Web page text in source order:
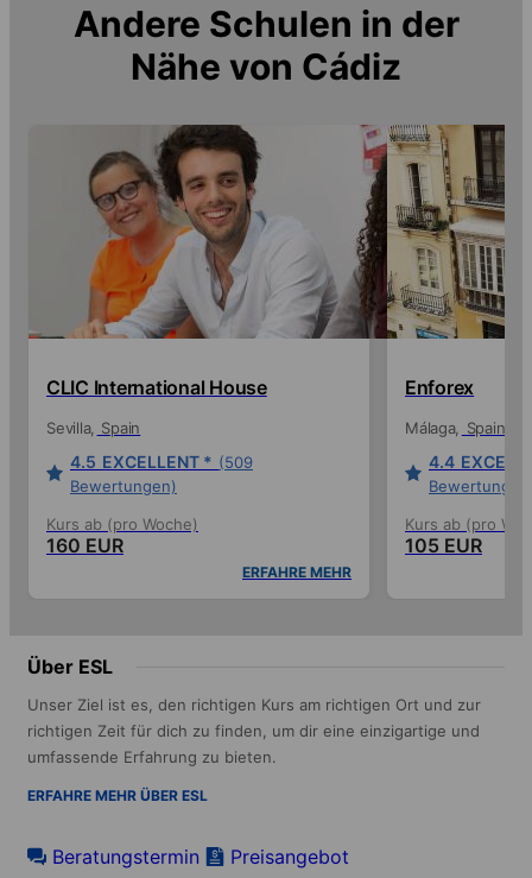
Andere Schulen in der
Nähe von Cádiz
CLIC International House
Sevilla Spain
4.5 EXCELLENT * (509
Bewertungen)
Kurs ab (pro Woche)
160 EUR
ERFAHRE MEHR
Enforex
Málaga Spain
4.4
Kurs ab (pro
105 EUR
Über ESL
Unser Ziel ist es, den richtigen Kurs am richtigen Ort und zur
richtigen Zeit für dich zu finden, um dir eine einzigartige und
umfassende Erfahrung zu bieten.
ERFAHRE MEHR ÜBER ESL
Beratungstermin Preisangebot